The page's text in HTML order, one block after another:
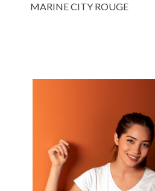
MARINE CITY ROUGE